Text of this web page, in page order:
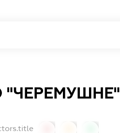
"ЧЕРЕМУШНЕ"